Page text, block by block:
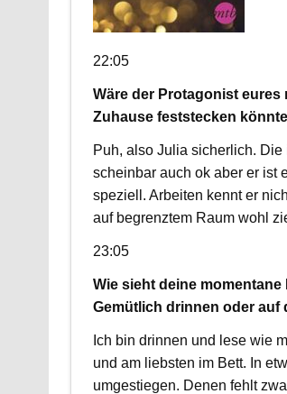
22:05
Wäre der Protagonist
Zuhause feststecken
Puh, also Julia sicherlich.
scheinbar auch ok aber er ist
speziell. Arbeiten kennt er
auf begrenztem Raum wohl
23:05
Wie sieht deine
Gemütlich drinnen oder auf
Ich bin drinnen und lese wie
und am liebsten im Bett. In
umgestiegen. Denen fehlt